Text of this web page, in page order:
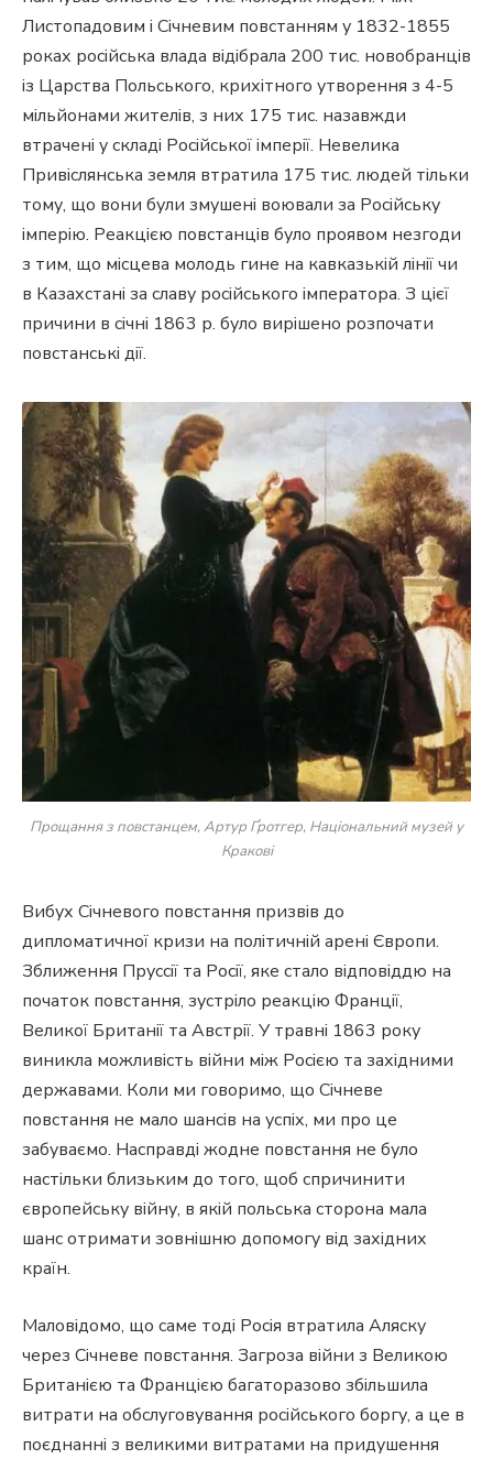
Листопадовим і Січневим повстанням у 1832-1855
роках російська влада відібрала 200 тис. новобранців
із Царства Польського, крихітного утворення з 4-5
мільйонами жителів, з них 175 тис. назавжди
втрачені у складі Російської імперії. Невелика
Привіслянська земля втратила 175 тис. людей тільки
тому, що вони були змушені воювали за Російську
імперію. Реакцією повстанців було проявом незгоди
з тим, що місцева молодь гине на кавказькій лінії чи
в Казахстані за славу російського імператора. З цієї
причини в січні 1863 р. було вирішено розпочати
повстанські дії.
Прощання з повстанцем, Артур Ґротгер, Національний музей у
Кракові
Вибух Січневого повстання призвів до
дипломатичної кризи на політичній арені Європи.
Зближення Пруссії та Росії, яке стало відповіддю на
початок повстання, зустріло реакцію Франції,
Великої Британії та Австрії. У травні 1863 року
виникла можливість війни між Росією та західними
державами. Коли ми говоримо, що Січневе
повстання не мало шансів на успіх, ми про це
забуваємо. Насправді жодне повстання не було
настільки близьким до того, щоб спричинити
європейську війну, в якій польська сторона мала
шанс отримати зовнішню допомогу від західних
країн.
Маловідомо, що саме тоді Росія втратила Аляску
через Січневе повстання. Загроза війни з Великою
Британією та Францією багаторазово збільшила
витрати на обслуговування російського боргу, а це в
поєднанні з великими витратами на придушення